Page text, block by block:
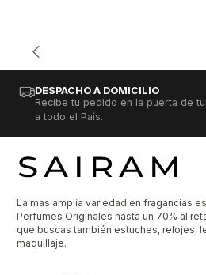
DESPACHO A DOMICILIO
Recibe tu pedido en la puerta de
a todo el País.
La mas amplia variedad en fragancias
Perfumes Originales hasta un 70% al
que buscas también estuches, relojes,
maquillaje.